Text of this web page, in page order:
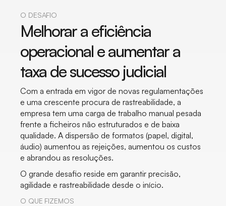
O DESAFIO
Melhorar a eficiência
operacional e aumentar a
taxa de sucesso judicial
Com a entrada em vigor de novas regulamentações
e uma crescente procura de rastreabilidade, a
empresa tem uma carga de trabalho manual pesada
frente a ficheiros não estruturados e de baixa
qualidade. A dispersão de formatos (papel, digital,
áudio) aumentou as rejeições, aumentou os custos
e abrandou as resoluções.
O grande desafio reside em garantir precisão,
agilidade e rastreabilidade desde o início.
O QUE FIZEMOS